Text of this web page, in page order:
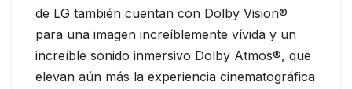
de LG también cuentan con Dolby Vision®
para una imagen increíblemente vívida y un
increíble sonido inmersivo Dolby Atmos®, que
elevan aún más la experiencia cinematográfica